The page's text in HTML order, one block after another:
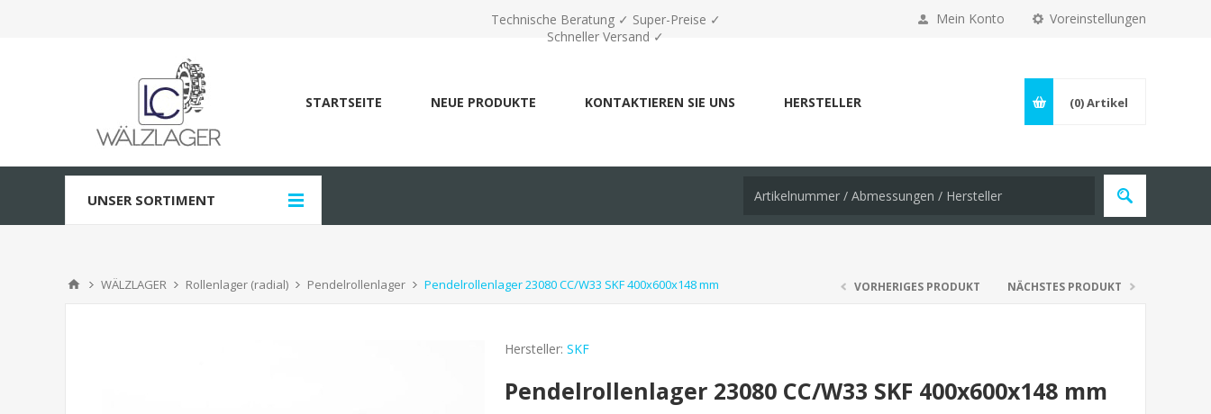
Technische Beratung ✓ Super-Preise ✓
Schneller Versand ✓
Voreinstellungen
Mein Konto
STARTSEITE NEUE PRODUKTE KONTAKTIEREN SIE UNS HERSTELLER (0)Artikel
UNSER SORTIMENT
WÄLZLAGER Rollenlager (radial) Pendelrollenlager Pendelrollenlager 23080 CC/W33 SKF 400x600x148 mm VORHERIGES PRODUKT NÄCHSTES PRODUKT
Hersteller: SKF
Pendelrollenlager 23080 CC/W33 SKF 400x600x148 mm